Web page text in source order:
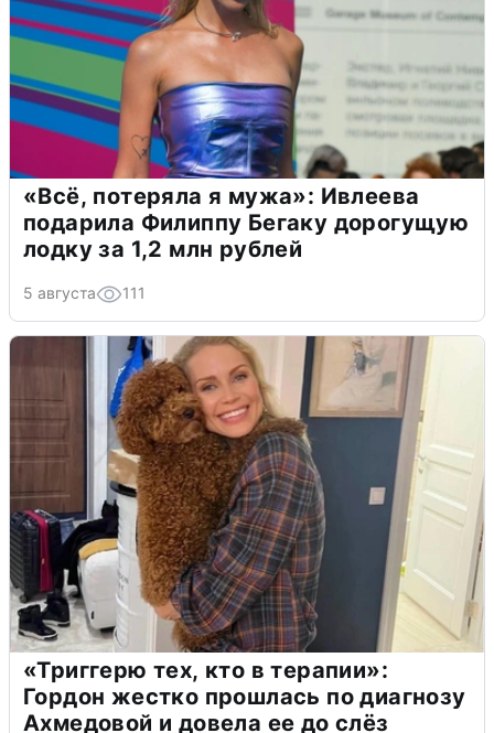
«Всё, потеряла я мужа»: Ивлеева
подарила Филиппу Бегаку дорогущую
лодку за 1,2 млн рублей
5 августа 111
«Триггерю тех, кто в терапии»:
Гордон жестко прошлась по диагнозу
Ахмедовой и довела ее до слёз